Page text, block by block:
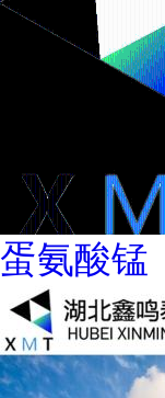
蛋氨酸锰